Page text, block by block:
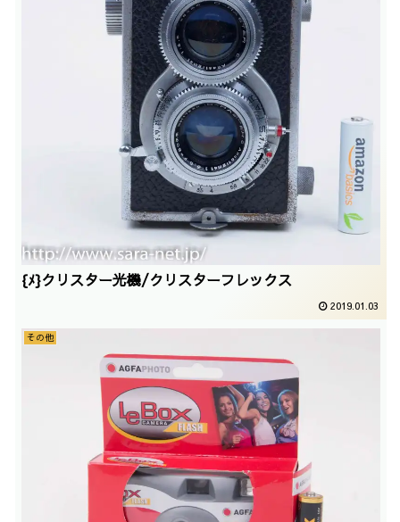
{ﾒ}クリスター光機/クリスターフレックス
2019.01.03
その他